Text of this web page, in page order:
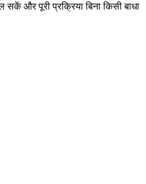
सकें और पूरी प्रक्रिया बिना किसी बाधा